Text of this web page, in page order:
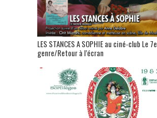
LES STANCES A SOPHIE au ciné-club Le 7e
genre/Retour à l’écran